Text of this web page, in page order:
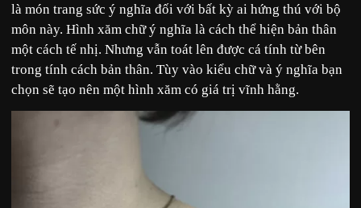
là món trang sức ý nghĩa đối với bất kỳ ai hứng thú với bộ
môn này. Hình xăm chữ ý nghĩa là cách thể hiện bản thân
một cách tế nhị. Nhưng vẫn toát lên được cá tính từ bên
trong tính cách bản thân. Tùy vào kiểu chữ và ý nghĩa bạn
chọn sẽ tạo nên một hình xăm có giá trị vĩnh hằng.